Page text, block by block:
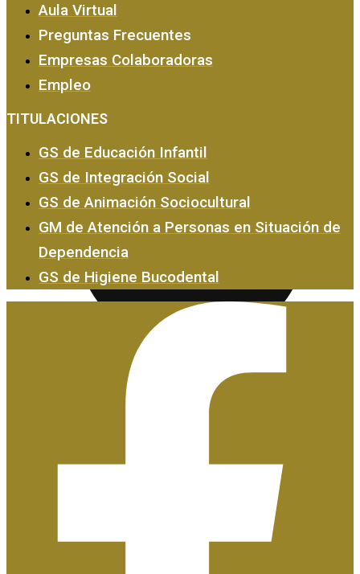
Certificados de Profesionalidad
Aula Virtual
Preguntas Frecuentes
Empresas Colaboradoras
Empleo
TITULACIONES
GS de Educación Infantil
GS de Integración Social
GS de Animación Sociocultural
GM de Atención a Personas en Situación de
Dependencia
GS de Higiene Bucodental